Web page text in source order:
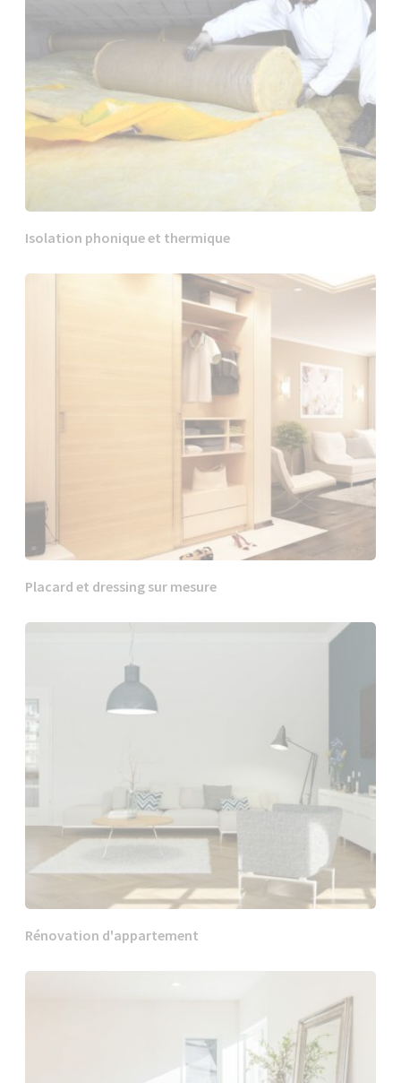
Isolation phonique et thermique
Placard et dressing sur mesure
Rénovation d'appartement